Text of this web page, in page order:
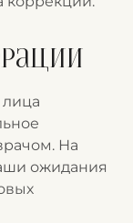
На
ожидания